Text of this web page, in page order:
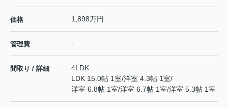
価格 1,898万円
管理費 -
間取り / 詳細
4LDK
LDK 15.0帖 1室/洋室 4.3帖 1室/
洋室 6.8帖 1室/洋室 6.7帖 1室/洋室 5.3帖 1室